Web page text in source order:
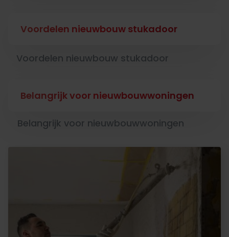
Voordelen nieuwbouw stukadoor
Voordelen nieuwbouw stukadoor
Belangrijk voor nieuwbouwwoningen
Belangrijk voor nieuwbouwwoningen